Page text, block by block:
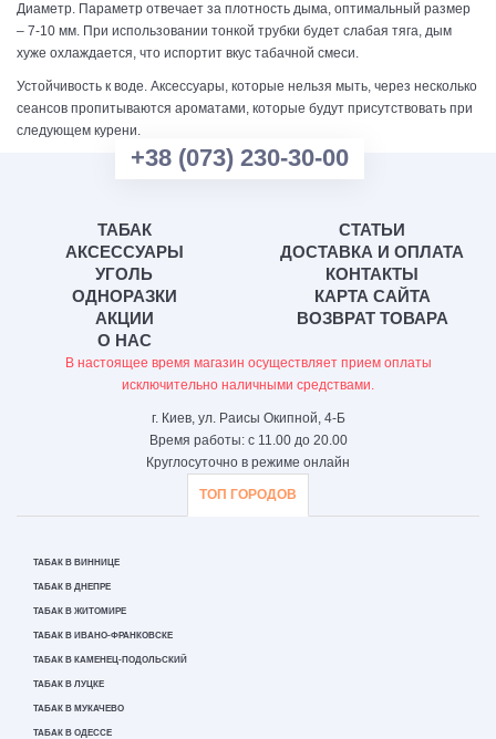
Диаметр. Параметр отвечает за плотность дыма, оптимальный размер
– 7-10 мм. При использовании тонкой трубки будет слабая тяга, дым
хуже охлаждается, что испортит вкус табачной смеси.
Устойчивость к воде. Аксессуары, которые нельзя мыть, через несколько
сеансов пропитываются ароматами, которые будут присутствовать при
следующем курени.
+38 (073) 230-30-00
ТАБАК
АКСЕССУАРЫ
УГОЛЬ
ОДНОРАЗКИ
АКЦИИ
О НАС
СТАТЬИ
ДОСТАВКА И ОПЛАТА
КОНТАКТЫ
КАРТА САЙТА
ВОЗВРАТ ТОВАРА
В настоящее время магазин осуществляет прием оплаты
исключительно наличными средствами.
г. Киев, ул. Раисы Окипной, 4-Б
Время работы: с 11.00 до 20.00
Круглосуточно в режиме онлайн
ТОП ГОРОДОВ
ТАБАК В ВИННИЦЕ
ТАБАК В ДНЕПРЕ
ТАБАК В ЖИТОМИРЕ
ТАБАК В ИВАНО-ФРАНКОВСКЕ
ТАБАК В КАМЕНЕЦ-ПОДОЛЬСКИЙ
ТАБАК В ЛУЦКЕ
ТАБАК В МУКАЧЕВО
ТАБАК В ОДЕССЕ